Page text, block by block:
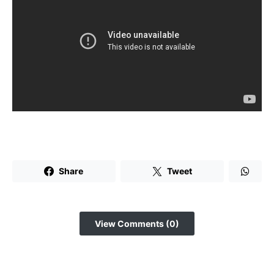
Share Tweet
View Comments (0)